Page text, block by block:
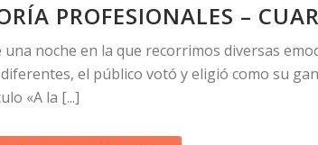
PROFESIONALES –
una noche en la que recorrimos diversas
el público votó y eligió como su
«A la [...]